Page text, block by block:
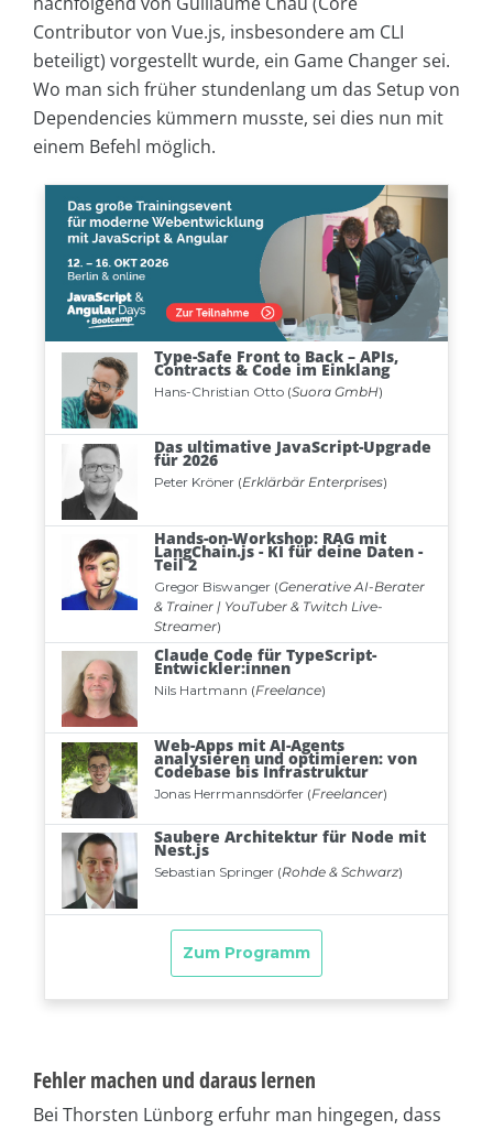
Contributor von Vue.js, insbesondere am CLI
beteiligt) vorgestellt wurde, ein Game Changer sei.
Wo man sich früher stundenlang um das Setup von
Dependencies kümmern musste, sei dies nun mit
einem Befehl möglich.
Fehler machen und daraus lernen
Bei Thorsten Lünborg erfuhr man hingegen, dass